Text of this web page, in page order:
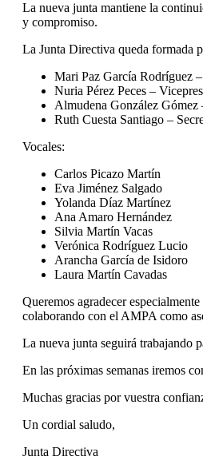
La nueva junta mantiene la
y compromiso.
La Junta Directiva queda formada
Mari Paz García Rodríguez –
Nuria Pérez Peces –
Almudena González Gómez
Ruth Cuesta Santiago –
Vocales:
Carlos Picazo Martín
Eva Jiménez Salgado
Yolanda Díaz Martínez
Ana Amaro Hernández
Silvia Martín Vacas
Verónica Rodríguez Lucio
Arancha García de Isidoro
Laura Martín Cavadas
Queremos agradecer
colaborando con el AMPA como
La nueva junta seguirá trabajando
En las próximas semanas iremos
Muchas gracias por vuestra
Un cordial saludo,
Junta Directiva